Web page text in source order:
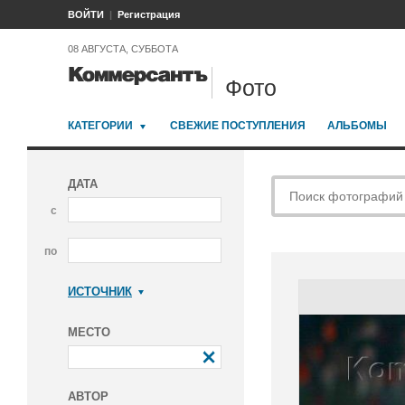
ВОЙТИ Регистрация
08 АВГУСТА, СУББОТА
Фото
КАТЕГОРИИ СВЕЖИЕ ПОСТУПЛЕНИЯ АЛЬБОМЫ
ДАТА
с
по
ИСТОЧНИК
МЕСТО
АВТОР